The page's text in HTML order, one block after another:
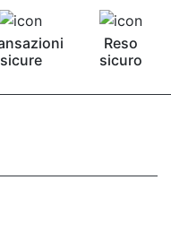
sicure
Reso
sicuro